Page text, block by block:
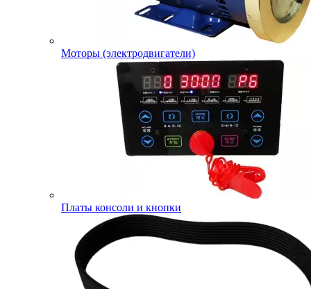
Моторы (электродвигатели)
Платы консоли и кнопки